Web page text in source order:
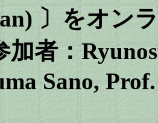
〕をオン
加者 ：
Sano,